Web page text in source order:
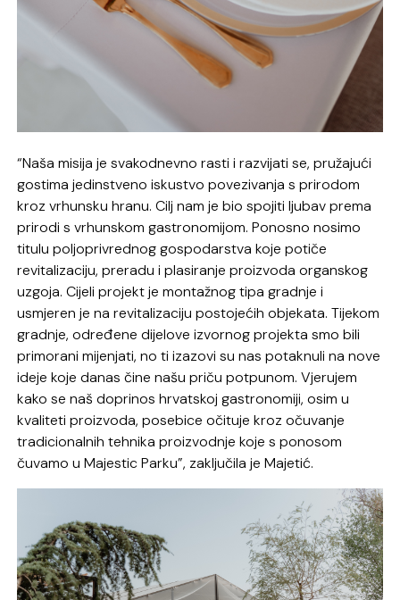
“Naša misija je svakodnevno rasti i razvijati se, pružajući
gostima jedinstveno iskustvo povezivanja s prirodom
kroz vrhunsku hranu. Cilj nam je bio spojiti ljubav prema
prirodi s vrhunskom gastronomijom. Ponosno nosimo
titulu poljoprivrednog gospodarstva koje potiče
revitalizaciju, preradu i plasiranje proizvoda organskog
uzgoja. Cijeli projekt je montažnog tipa gradnje i
usmjeren je na revitalizaciju postojećih objekata. Tijekom
gradnje, određene dijelove izvornog projekta smo bili
primorani mijenjati, no ti izazovi su nas potaknuli na nove
ideje koje danas čine našu priču potpunom. Vjerujem
kako se naš doprinos hrvatskoj gastronomiji, osim u
kvaliteti proizvoda, posebice očituje kroz očuvanje
tradicionalnih tehnika proizvodnje koje s ponosom
čuvamo u Majestic Parku”, zaključila je Majetić.